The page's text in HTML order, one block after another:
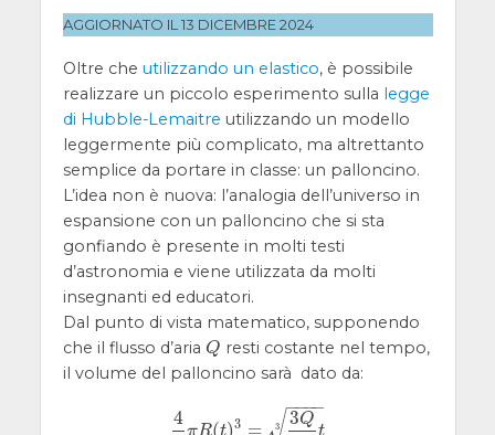
AGGIORNATO IL 13 DICEMBRE 2024
Oltre che utilizzando un elastico, è possibile
realizzare un piccolo esperimento sulla legge
di Hubble-Lemaitre utilizzando un modello
leggermente più complicato, ma altrettanto
semplice da portare in classe: un palloncino.
L’idea non è nuova: l’analogia dell’universo in
espansione con un palloncino che si sta
gonfiando è presente in molti testi
d’astronomia e viene utilizzata da molti
insegnanti ed educatori.
Dal punto di vista matematico, supponendo
che il flusso d’aria Q
Q resti costante nel tempo,
il volume del palloncino sarà dato da:
4
3 3Q
− −
−−
3